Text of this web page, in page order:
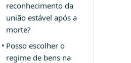
reconhecimento da
união estável após a
morte?
Posso escolher o
regime de bens na